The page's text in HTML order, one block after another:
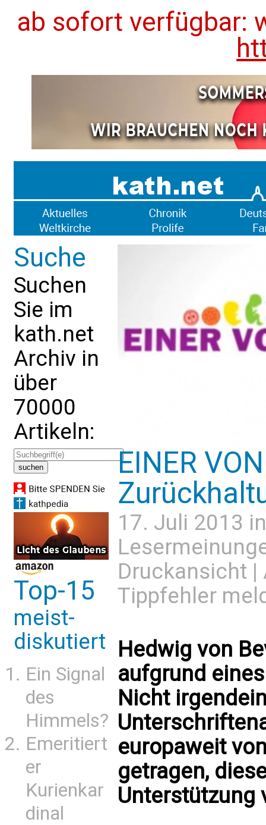
ab sofort verfügbar:
Suche
Suchen
Sie im
kath.net
Archiv in
über
70000
Artikeln:
Top-15
meist-
diskutiert
Ein Signal
des
Himmels?
Emeritiert
er
Kurienkar
dinal
EINER
17. Juli 2013
Druckansicht |
Tippfehler
Hedwig von
aufgrund
Nicht
europaweit
getragen,
Unterstützung